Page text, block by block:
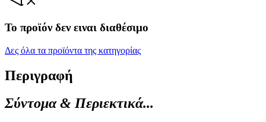
Το προϊόν δεν ειναι διαθέσιμο
Δες όλα τα προϊόντα της κατηγορίας
Περιγραφή
Σύντομα & Περιεκτικά...